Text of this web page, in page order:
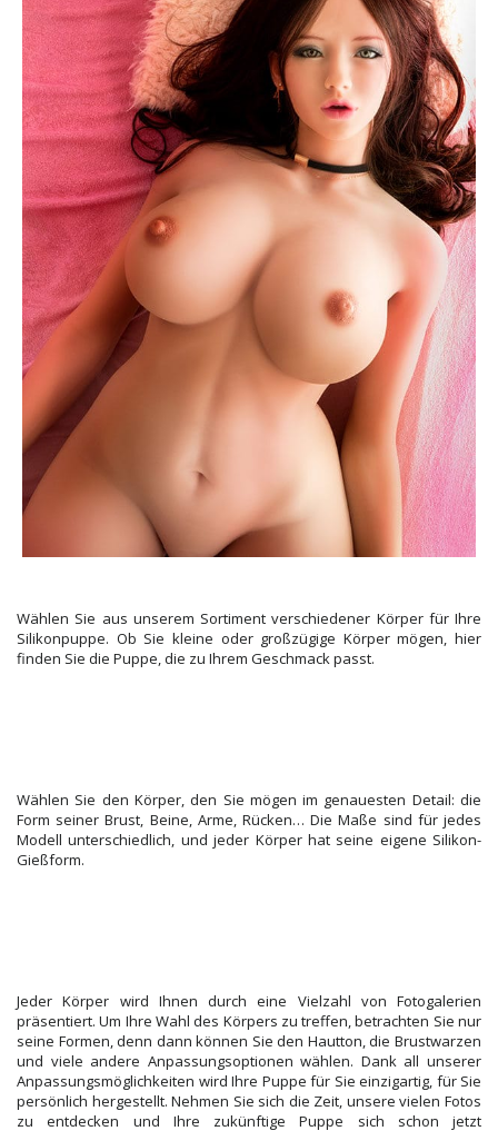
Wählen Sie aus unserem Sortiment verschiedener Körper für Ihre
Silikonpuppe. Ob Sie kleine oder großzügige Körper mögen, hier
finden Sie die Puppe, die zu Ihrem Geschmack passt.
Wählen Sie den Körper, den Sie mögen im genauesten Detail: die
Form seiner Brust, Beine, Arme, Rücken… Die Maße sind für jedes
Modell unterschiedlich, und jeder Körper hat seine eigene Silikon-
Gießform.
Jeder Körper wird Ihnen durch eine Vielzahl von Fotogalerien
präsentiert. Um Ihre Wahl des Körpers zu treffen, betrachten Sie nur
seine Formen, denn dann können Sie den Hautton, die Brustwarzen
und viele andere Anpassungsoptionen wählen. Dank all unserer
Anpassungsmöglichkeiten wird Ihre Puppe für Sie einzigartig, für Sie
persönlich hergestellt. Nehmen Sie sich die Zeit, unsere vielen Fotos
zu entdecken und Ihre zukünftige Puppe sich schon jetzt